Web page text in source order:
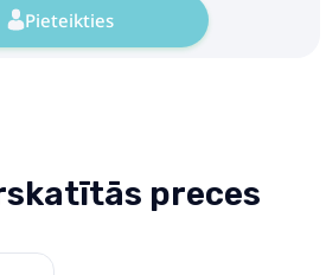
Pieteikties
preces